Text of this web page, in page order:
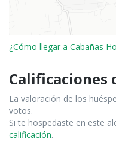
¿Cómo llegar a Cabañas
Calificaciones
La valoración de los
votos.
Si te hospedaste en este
calificación.